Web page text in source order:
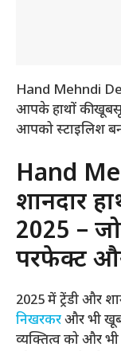
Hand Mehndi
आपके हाथों की
आपको स्टाइलिश
Hand
शानदार
2025 –
परफेक्ट
2025 में ट्रेंडी और
निखरकरऔर भी
व्यक्तित्व को और